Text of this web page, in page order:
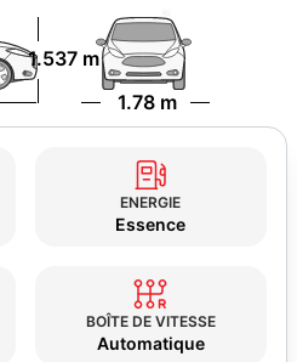
1.78 m
1.537 m
ENERGIE
Essence
BOÎTE DE VITESSE
Automatique